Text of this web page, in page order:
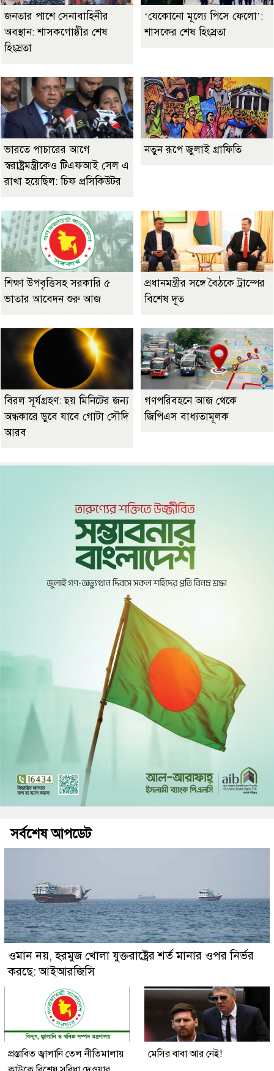
জনতার পাশে সেনাবাহিনীর
অবস্থান: শাসকগোষ্ঠীর শেষ
হিংস্রতা
‘যেকোনো মূল্যে পিসে ফেলো’:
শাসকের শেষ হিংস্রতা
ভারতে পাচারের আগে
স্বরাষ্ট্রমন্ত্রীকেও টিএফআই সেল এ
রাখা হয়েছিল: চিফ প্রসিকিউটর
নতুন রূপে জুলাই গ্রাফিতি
শিক্ষা উপবৃত্তিসহ সরকারি ৫
ভাতার আবেদন শুরু আজ
প্রধানমন্ত্রীর সঙ্গে বৈঠকে ট্রাম্পের
বিশেষ দূত
বিরল সূর্যগ্রহণ: ছয় মিনিটের জন্য
অন্ধকারে ডুবে যাবে গোটা সৌদি
আরব
গণপরিবহনে আজ থেকে
জিপিএস বাধ্যতামূলক
সর্বশেষ আপডেট
ওমান নয়, হরমুজ খোলা যুক্তরাষ্ট্রের শর্ত মানার ওপর নির্ভর
করছে: আইআরজিসি
প্রস্তাবিত জ্বালানি তেল নীতিমালায়
মেসির বাবা আর নেই!